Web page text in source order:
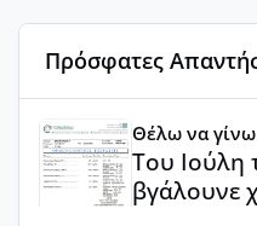
Πρόσφατες
Θέλω να
Του Ιούλη
βγάλουνε